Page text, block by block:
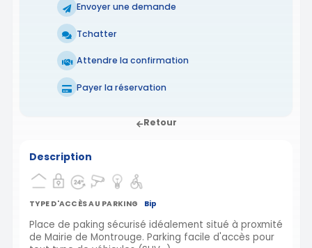
Envoyer une demande
Tchatter
Attendre la confirmation
Payer la réservation
Retour
Description
TYPE D'ACCÈS AU PARKING Bip
Place de paking sécurisé idéalement situé à proxmité
de Mairie de Montrouge. Parking facile d'accès pour